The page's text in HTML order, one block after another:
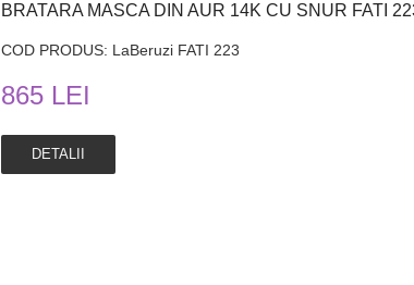
BRATARA MASCA DIN AUR 14K CU SNUR FATI
COD PRODUS: LaBeruzi FATI 223
865 LEI
DETALII